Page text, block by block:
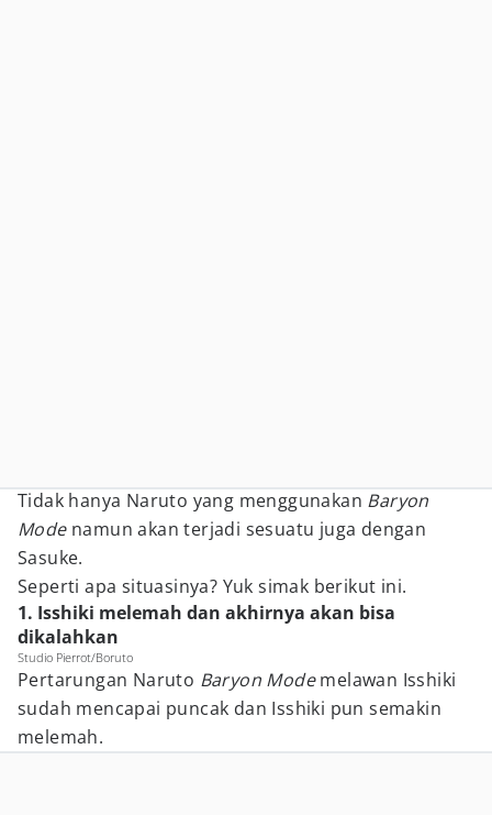
Tidak hanya Naruto yang menggunakan Baryon
Mode namun akan terjadi sesuatu juga dengan
Sasuke.
Seperti apa situasinya? Yuk simak berikut ini.
1. Isshiki melemah dan akhirnya akan bisa
dikalahkan
Studio Pierrot/Boruto
Pertarungan Naruto Baryon Modemelawan Isshiki
sudah mencapai puncak dan Isshiki pun semakin
melemah.